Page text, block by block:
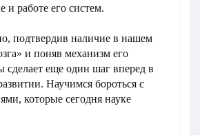
и работе его систем.
подтвердив наличие в нашем
и поняв механизм его
сделает еще один шаг вперед в
Научимся бороться с
которые сегодня науке